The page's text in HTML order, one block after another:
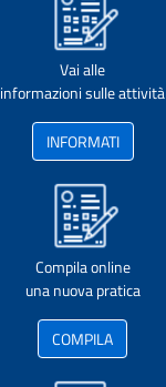
Vai alle
informazioni sulle attività
INFORMATI
Compila online
una nuova pratica
COMPILA